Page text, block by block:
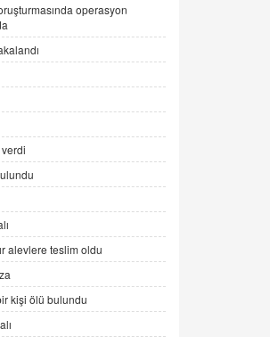
Adana'yı da Ziyaret Etse...
Yüzüne Vurulan
Ne? "Beraber
Peşinden
operasyon
alevlere teslim oldu
kişi ölü bulundu